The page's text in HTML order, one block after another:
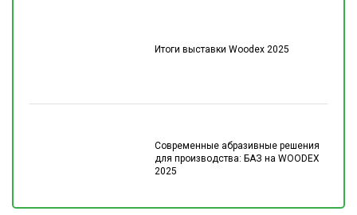
Итоги выставки Woodex 2025
Современные абразивные решения
для производства: БАЗ на WOODEX
2025